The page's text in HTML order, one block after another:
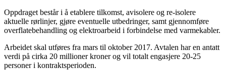
Oppdraget består i å etablere tilkomst, avisolere og re-isolere
aktuelle rørlinjer, gjøre eventuelle utbedringer, samt gjennomføre
overflatebehandling og elektroarbeid i forbindelse med varmekabler.
Arbeidet skal utføres fra mars til oktober 2017. Avtalen har en antatt
verdi på cirka 20 millioner kroner og vil totalt engasjere 20-25
personer i kontraktsperioden.